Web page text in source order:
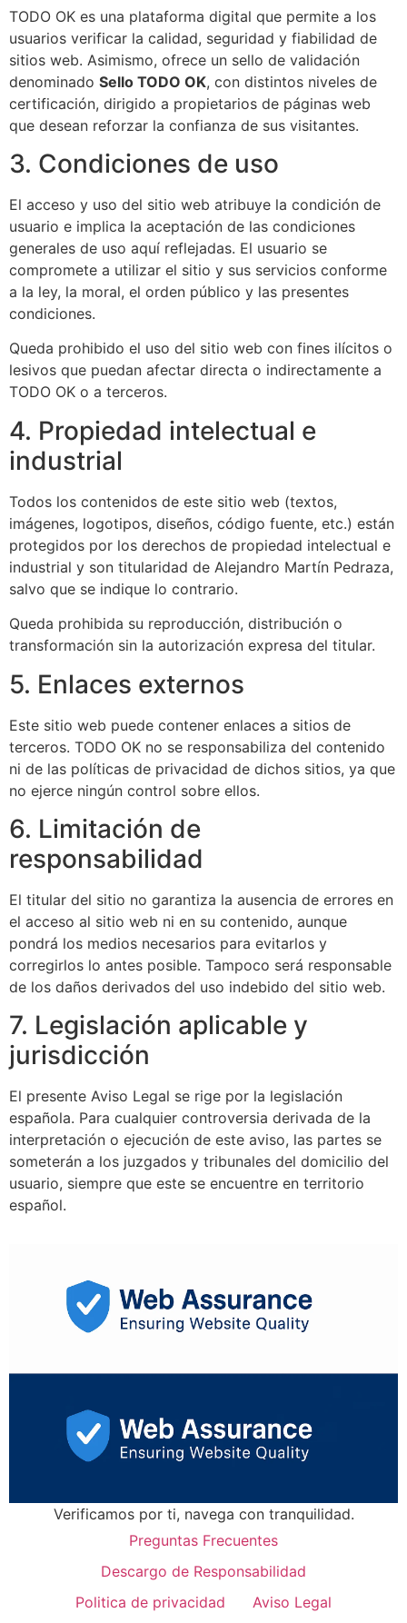
TODO OK es una plataforma digital que permite a los
usuarios verificar la calidad, seguridad y fiabilidad de
sitios web. Asimismo, ofrece un sello de validación
denominado Sello TODO OK, con distintos niveles de
certificación, dirigido a propietarios de páginas web
que desean reforzar la confianza de sus visitantes.
3. Condiciones de uso
El acceso y uso del sitio web atribuye la condición de
usuario e implica la aceptación de las condiciones
generales de uso aquí reflejadas. El usuario se
compromete a utilizar el sitio y sus servicios conforme
a la ley, la moral, el orden público y las presentes
condiciones.
Queda prohibido el uso del sitio web con fines ilícitos o
lesivos que puedan afectar directa o indirectamente a
TODO OK o a terceros.
4. Propiedad intelectual e
industrial
Todos los contenidos de este sitio web (textos,
imágenes, logotipos, diseños, código fuente, etc.) están
protegidos por los derechos de propiedad intelectual e
industrial y son titularidad de Alejandro Martín Pedraza,
salvo que se indique lo contrario.
Queda prohibida su reproducción, distribución o
transformación sin la autorización expresa del titular.
5. Enlaces externos
Este sitio web puede contener enlaces a sitios de
terceros. TODO OK no se responsabiliza del contenido
ni de las políticas de privacidad de dichos sitios, ya que
no ejerce ningún control sobre ellos.
6. Limitación de
responsabilidad
El titular del sitio no garantiza la ausencia de errores en
el acceso al sitio web ni en su contenido, aunque
pondrá los medios necesarios para evitarlos y
corregirlos lo antes posible. Tampoco será responsable
de los daños derivados del uso indebido del sitio web.
7. Legislación aplicable y
jurisdicción
El presente Aviso Legal se rige por la legislación
española. Para cualquier controversia derivada de la
interpretación o ejecución de este aviso, las partes se
someterán a los juzgados y tribunales del domicilio del
usuario, siempre que este se encuentre en territorio
español.
Verificamos por ti, navega con tranquilidad.
Preguntas Frecuentes
Descargo de Responsabilidad
Politica de privacidad
Aviso Legal